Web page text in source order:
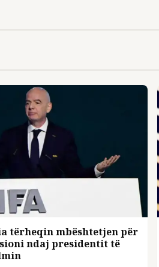
tërheqin mbështetjen për
ndaj presidentit të